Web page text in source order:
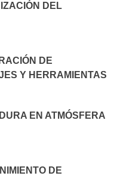
DEL
DE
Y HERRAMIENTAS
EN ATMÓSFERA
DE